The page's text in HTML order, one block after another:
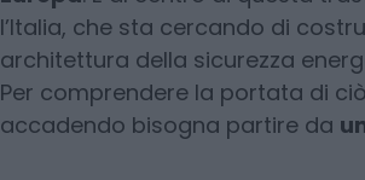
l’Italia, che sta cercando di
architettura della sicurezza
Per comprendere la portata di
accadendo bisogna partire da